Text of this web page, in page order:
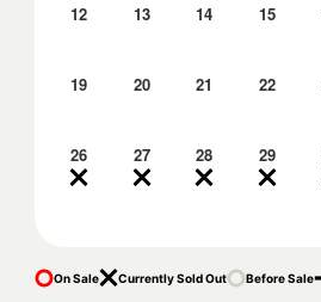
12 13 14 15
19 20 21 22
26 27 28 29
On Sale Currently Sold Out Before Sale